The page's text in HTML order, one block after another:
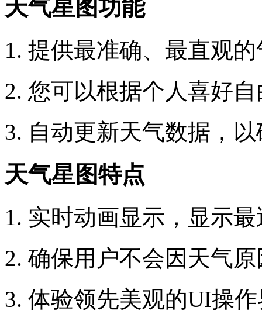
天气星图功能
1. 提供最准确、最直观
2. 您可以根据个人喜好
3. 自动更新天气数据，
天气星图特点
1. 实时动画显示，显示
2. 确保用户不会因天气
3. 体验领先美观的UI操